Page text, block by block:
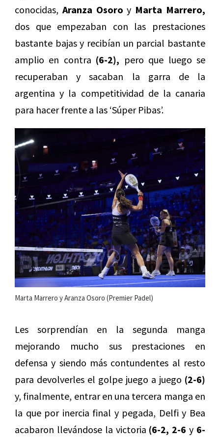
conocidas, Aranza Osoro y Marta Marrero,
dos que empezaban con las prestaciones
bastante bajas y recibían un parcial bastante
amplio en contra (6-2), pero que luego se
recuperaban y sacaban la garra de la
argentina y la competitividad de la canaria
para hacer frente a las ‘Súper Pibas’.
Marta Marrero y Aranza Osoro (Premier Padel)
Les sorprendían en la segunda manga
mejorando mucho sus prestaciones en
defensa y siendo más contundentes al resto
para devolverles el golpe juego a juego (2-6)
y, finalmente, entrar en una tercera manga en
la que por inercia final y pegada, Delfi y Bea
acabaron llevándose la victoria (6-2, 2-6 y 6-